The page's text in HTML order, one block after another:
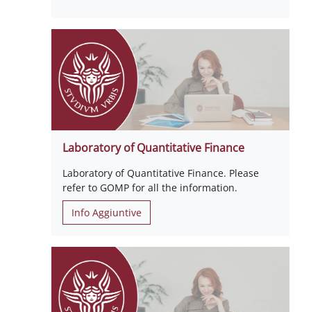
Laboratory of Quantitative Finance
Laboratory of Quantitative Finance. Please
refer to GOMP for all the information.
Info Aggiuntive